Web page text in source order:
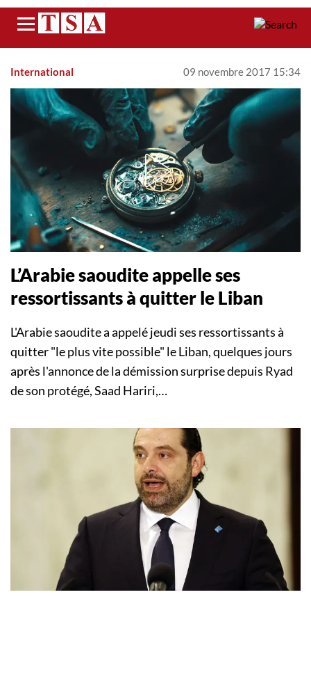
Menu
International 09 novembre 2017 15:34
L’Arabie saoudite appelle ses
ressortissants à quitter le Liban
L'Arabie saoudite a appelé jeudi ses ressortissants à
quitter "le plus vite possible" le Liban, quelques jours
après l'annonce de la démission surprise depuis Ryad
de son protégé, Saad Hariri,…